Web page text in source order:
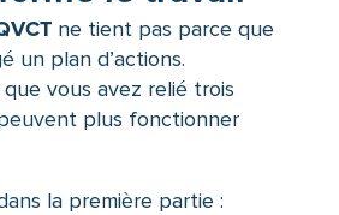
ne tient pas parce que
un plan d’actions.
vous avez relié trois
plus fonctionner
la première partie :